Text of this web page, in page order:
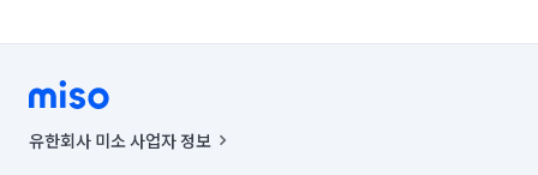
유한회사 미소 사업자 정보